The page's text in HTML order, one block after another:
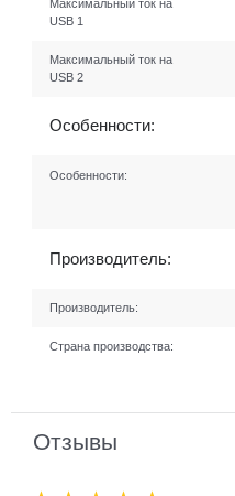
Максимальный ток на
USB 1
Максимальный ток на
USB 2
Особенности:
Особенности:
Производитель:
Производитель:
Страна производства:
Отзывы